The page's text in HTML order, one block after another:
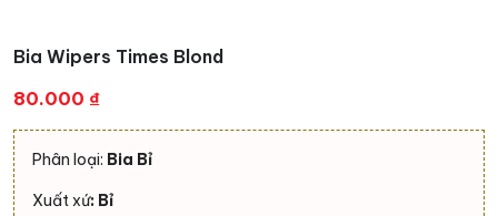
Bia Wipers Times Blond
80.000 ₫
Phân loại: Bia Bỉ
Xuất xứ: Bỉ